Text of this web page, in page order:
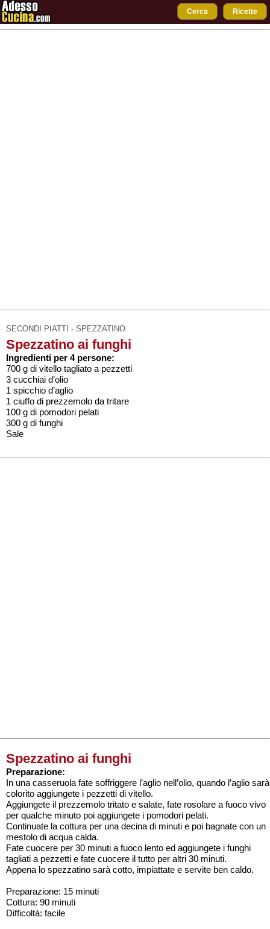
Cerca Ricette
SECONDI PIATTI - SPEZZATINO
Spezzatino ai funghi
Ingredienti per 4 persone:
700 g di vitello tagliato a pezzetti
3 cucchiai d’olio
1 spicchio d’aglio
1 ciuffo di prezzemolo da tritare
100 g di pomodori pelati
300 g di funghi
Sale
Spezzatino ai funghi
Preparazione:
In una casseruola fate soffriggere l’aglio nell’olio, quando l’aglio sarà
colorito aggiungete i pezzetti di vitello.
Aggiungete il prezzemolo tritato e salate, fate rosolare a fuoco vivo
per qualche minuto poi aggiungete i pomodori pelati.
Continuate la cottura per una decina di minuti e poi bagnate con un
mestolo di acqua calda.
Fate cuocere per 30 minuti a fuoco lento ed aggiungete i funghi
tagliati a pezzetti e fate cuocere il tutto per altri 30 minuti.
Appena lo spezzatino sarà cotto, impiattate e servite ben caldo.
Preparazione: 15 minuti
Cottura: 90 minuti
Difficoltà: facile